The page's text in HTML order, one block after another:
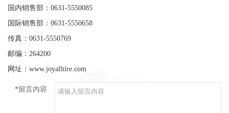
国内销售部：0631-5550085
国际销售部：0631-5550658
传真：0631-5550769
邮编：264200
网址：www.joyalltire.com
*留言内容